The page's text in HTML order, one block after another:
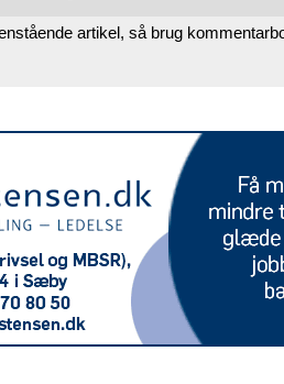
artikel, så brug